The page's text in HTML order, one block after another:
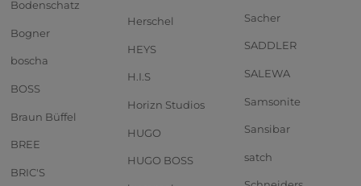
Bodenschatz
Bogner
boscha
BOSS
Braun Büffel
BREE
BRIC'S
Herschel
HEYS
H.I.S
Horizn Studios
HUGO
HUGO BOSS
Sacher
SADDLER
SALEWA
Samsonite
Sansibar
satch